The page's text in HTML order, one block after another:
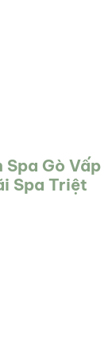
Spa Gò Vấp
Spa Triệt